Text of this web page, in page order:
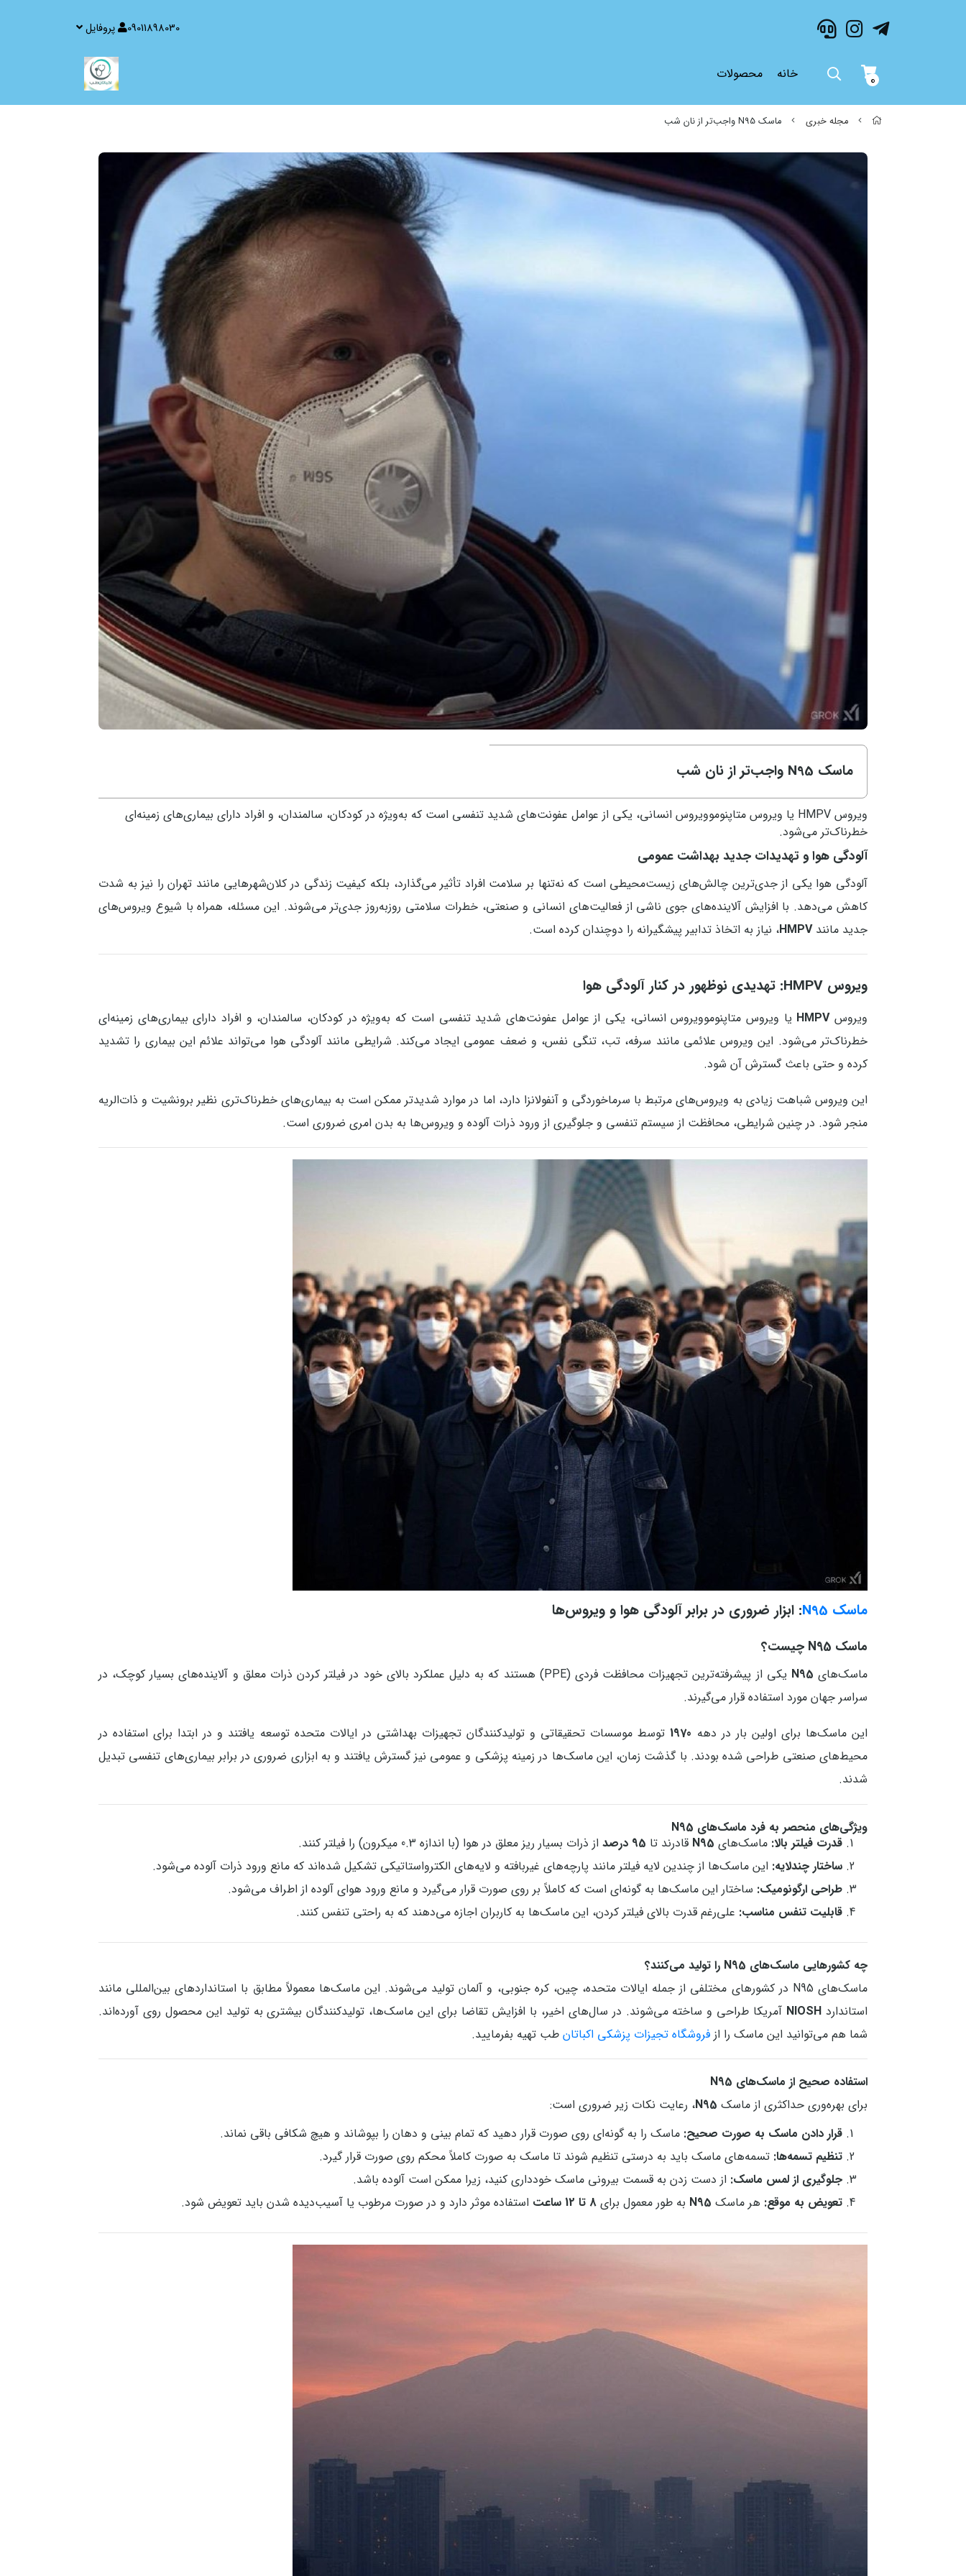
09011898030 پروفایل
0 خانه محصولات
مجله خبری ماسک N95 واجب‌تر از نان شب
ماسک N95 واجب‌تر از نان شب
ویروس HMPV یا ویروس متاپنوموویروس انسانی، یکی از عوامل عفونت‌های شدید تنفسی است که به‌ویژه در کودکان، سالمندان، و افراد دارای بیماری‌های زمینه‌ای
خطرناک‌تر می‌شود.
آلودگی هوا و تهدیدات جدید بهداشت عمومی
آلودگی هوا یکی از جدی‌ترین چالش‌های زیست‌محیطی است که نه‌تنها بر سلامت افراد تأثیر می‌گذارد، بلکه کیفیت زندگی در کلان‌شهرهایی مانند تهران را نیز به شدت
کاهش می‌دهد. با افزایش آلاینده‌های جوی ناشی از فعالیت‌های انسانی و صنعتی، خطرات سلامتی روزبه‌روز جدی‌تر می‌شوند. این مسئله، همراه با شیوع ویروس‌های
جدید مانندHMPV، نیاز به اتخاذ تدابیر پیشگیرانه را دوچندان کرده است.
ویروس HMPV: تهدیدی نوظهور در کنار آلودگی هوا
ویروسHMPV یا ویروس متاپنوموویروس انسانی، یکی از عوامل عفونت‌های شدید تنفسی است که به‌ویژه در کودکان، سالمندان، و افراد دارای بیماری‌های زمینه‌ای
خطرناک‌تر می‌شود. این ویروس علائمی مانند سرفه، تب، تنگی نفس، و ضعف عمومی ایجاد می‌کند. شرایطی مانند آلودگی هوا می‌تواند علائم این بیماری را تشدید
کرده و حتی باعث گسترش آن شود.
این ویروس شباهت زیادی به ویروس‌های مرتبط با سرماخوردگی و آنفولانزا دارد، اما در موارد شدیدتر ممکن است به بیماری‌های خطرناک‌تری نظیر برونشیت و ذات‌الریه
منجر شود. در چنین شرایطی، محافظت از سیستم تنفسی و جلوگیری از ورود ذرات آلوده و ویروس‌ها به بدن امری ضروری است.
ماسک N95 : ابزار ضروری در برابر آلودگی هوا و ویروس‌ها
ماسک N95 چیست؟
ماسک‌های N95
یکی از پیشرفته‌ترین تجهیزات محافظت فردی (PPE) هستند که به دلیل عملکرد بالای خود در فیلتر کردن ذرات معلق و آلاینده‌های بسیار کوچک، در
سراسر جهان مورد استفاده قرار می‌گیرند.
این ماسک‌ها برای اولین بار در دهه 1970توسط موسسات تحقیقاتی و تولیدکنندگان تجهیزات بهداشتی در ایالات متحده توسعه یافتند و در ابتدا برای استفاده در
محیط‌های صنعتی طراحی شده بودند. با گذشت زمان، این ماسک‌ها در زمینه پزشکی و عمومی نیز گسترش یافتند و به ابزاری ضروری در برابر بیماری‌های تنفسی تبدیل
شدند.
ویژگی‌های منحصر به فرد ماسک‌های N95
قدرت فیلتر بالا: ماسک‌های N95 قادرند تا 95 درصد
از ذرات بسیار ریز معلق در هوا (با اندازه 0.3 میکرون) را فیلتر کنند.
ساختار چندلایه: این ماسک‌ها از چندین لایه فیلتر مانند پارچه‌های غیر‌بافته و لایه‌های الکترواستاتیکی تشکیل شده‌اند که مانع ورود ذرات آلوده می‌شود.
طراحی ارگونومیک: ساختار این ماسک‌ها به گونه‌ای است که کاملاً بر روی صورت قرار می‌گیرد و مانع ورود هوای آلوده از اطراف می‌شود.
قابلیت تنفس مناسب: علی‌رغم قدرت بالای فیلتر کردن، این ماسک‌ها به کاربران اجازه می‌دهند که به راحتی تنفس کنند.
چه کشورهایی ماسک‌های N95 را تولید می‌کنند؟
ماسک‌های N95 در کشورهای مختلفی از جمله ایالات متحده، چین، کره جنوبی، و آلمان تولید می‌شوند. این ماسک‌ها معمولاً مطابق با استانداردهای بین‌المللی مانند
استاندارد NIOSH آمریکا طراحی و ساخته می‌شوند. در سال‌های اخیر، با افزایش تقاضا برای این ماسک‌ها، تولیدکنندگان بیشتری به تولید این محصول روی آورده‌اند.
شما هم می‌توانید این ماسک را از فروشگاه تجیزات پزشکی اکباتان طب تهیه بفرمایید.
استفاده صحیح از ماسک‌های N95
برای بهره‌وری حداکثری از ماسک N95، رعایت نکات زیر ضروری است:
قرار دادن ماسک به صورت صحیح: ماسک را به گونه‌ای روی صورت قرار دهید که تمام بینی و دهان را بپوشاند و هیچ شکافی باقی نماند.
تنظیم تسمه‌ها: تسمه‌های ماسک باید به درستی تنظیم شوند تا ماسک به صورت کاملاً محکم روی صورت قرار گیرد.
جلوگیری از لمس ماسک: از دست زدن به قسمت بیرونی ماسک خودداری کنید، زیرا ممکن است آلوده باشد.
تعویض به موقع: هر ماسک N95 به طور معمول برای 8 تا 12 ساعت استفاده موثر دارد و در صورت مرطوب یا آسیب‌دیده شدن باید تعویض شود.